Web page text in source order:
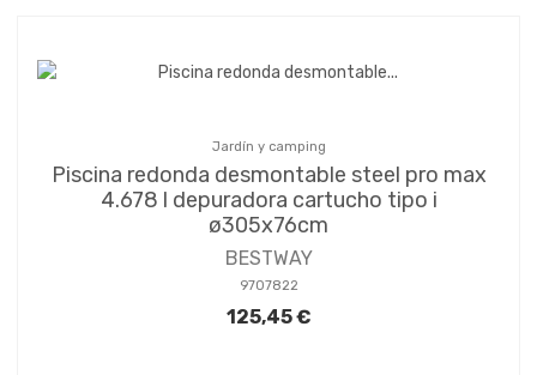
Jardín y camping
Piscina redonda desmontable steel pro max
4.678 l depuradora cartucho tipo i
ø305x76cm
BESTWAY
9707822
125,45 €